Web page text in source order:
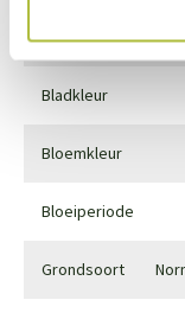
Winterhard
Bladkleur
Bloemkleur
Bloeiperiode
Grondsoort